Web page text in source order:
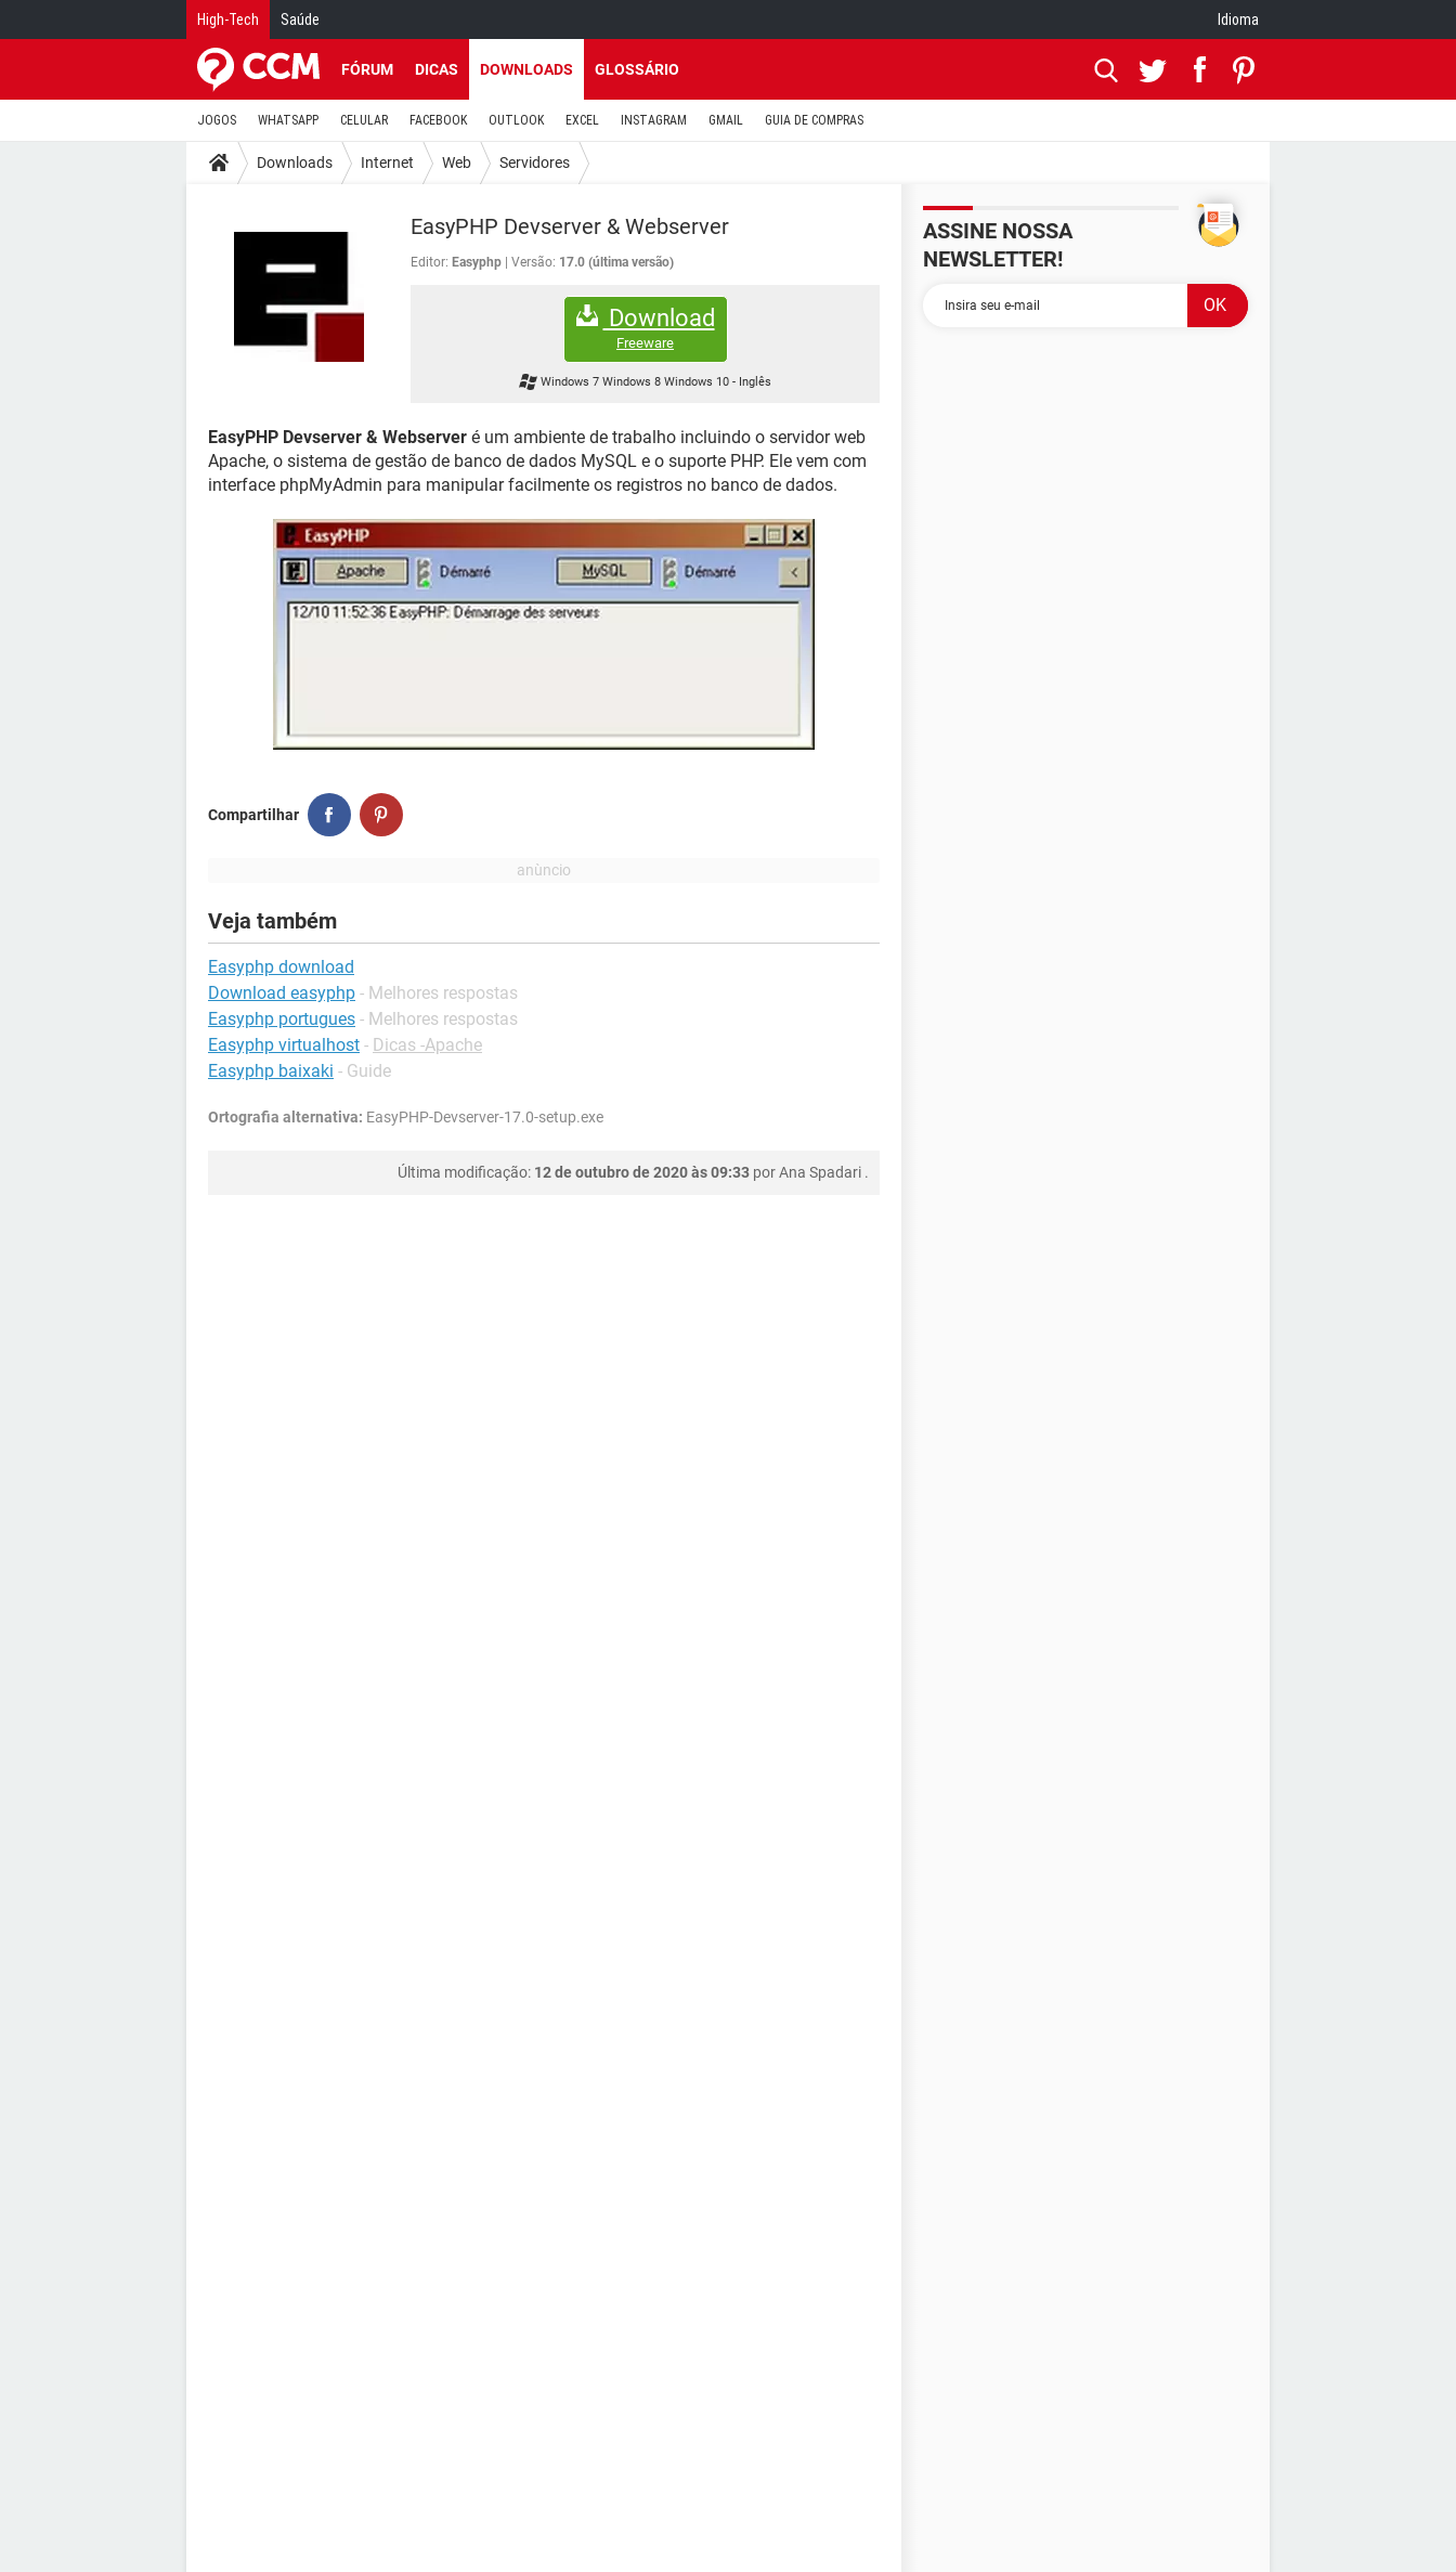
High-Tech Saúde Idioma
FÓRUM DICAS DOWNLOADS GLOSSÁRIO
JOGOS WHATSAPP CELULAR FACEBOOK OUTLOOK EXCEL INSTAGRAM GMAIL GUIA DE COMPRAS
Downloads Internet Web Servidores
EasyPHP Devserver & Webserver
Editor: Easyphp Versão: 17.0 (última versão)
Download
Freeware
Windows 7 Windows 8 Windows 10- Inglês
EasyPHP Devserver & Webserver é um ambiente de trabalho incluindo o servidor web
Apache, o sistema de gestão de banco de dados MySQL e o suporte PHP. Ele vem com
interface phpMyAdmin para manipular facilmente os registros no banco de dados.
Compartilhar
Veja também
Easyphp download
Download easyphp - Melhores respostas
Easyphp portugues - Melhores respostas
Easyphp virtualhost - Dicas -Apache
Easyphp baixaki - Guide
Ortografia alternativa: EasyPHP-Devserver-17.0-setup.exe
Última modificação: 12 de outubro de 2020 às 09:33 porAna Spadari .
ASSINE NOSSA
NEWSLETTER!